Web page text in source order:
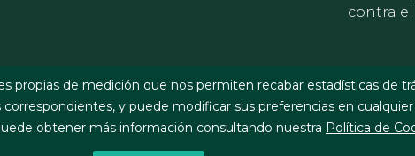
contra el
propias de medición que nos permiten recabar estadísticas de
y puede modificar sus preferencias en
obtener más información consultando nuestra Política de